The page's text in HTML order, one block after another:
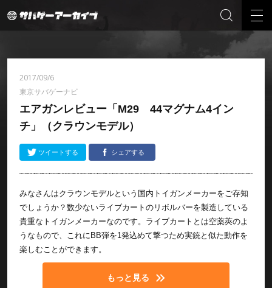
2017/09/6
東京サバゲーナビ
エアガンレビュー「M29 44マグナム4イン
チ」（クラウンモデル）
ツイートする シェアする
みなさんはクラウンモデルという国内トイガンメーカーをご存知
でしょうか？数少ないライブカートのリボルバーを製造している
貴重なトイガンメーカーなのです。ライブカートとは空薬莢のよ
うなもので、これにBB弾を1発込めて撃つため実銃と似た動作を
楽しむことができます。
もっと見る